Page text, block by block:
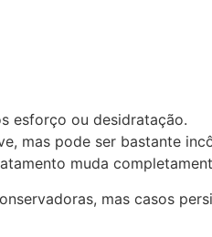
esforço ou desidratação.
mas pode ser bastante
muda
mas casos